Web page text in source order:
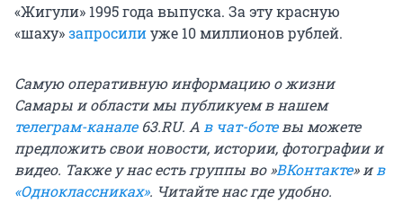
«Жигули» 1995 года выпуска. За эту красную
«шаху»запросилиуже 10 миллионов рублей.
Самую оперативную информацию о жизни
Самары и области мы публикуем в нашем
телеграм-канале63.RU. А в чат-ботевы можете
предложить свои новости, истории, фотографии и
видео. Также у нас есть группы во »ВКонтакте» и в
«Одноклассниках». Читайте нас где удобно.